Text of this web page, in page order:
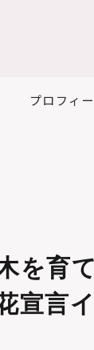
プロフィ
を育
宣言